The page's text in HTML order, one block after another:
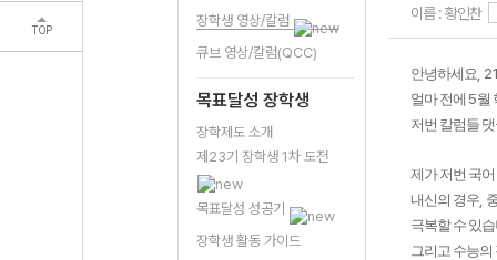
TOP
장학생 영상/칼럼
큐브 영상/칼럼(QCC)
목표달성 장학생
장학제도 소개
제23기 장학생 1차 도전
목표달성 성공기
장학생 활동 가이드
이름 : 황인찬
안녕하세요 ,
얼마 전에 5월
저번 칼럼들
제가 저번 국
내신의 경우
극복할 수 있
그리고 수능의